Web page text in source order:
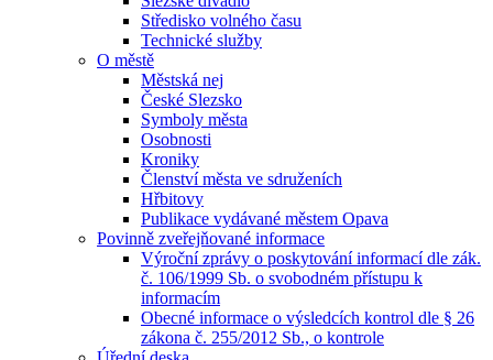
Středisko volného času
Technické služby
O městě
Městská nej
České Slezsko
Symboly města
Osobnosti
Kroniky
Členství města ve sdruženích
Hřbitovy
Publikace vydávané městem Opava
Povinně zveřejňované informace
Výroční zprávy o poskytování informací dle zák.
č. 106/1999 Sb. o svobodném přístupu k
informacím
Obecné informace o výsledcích kontrol dle § 26
zákona č. 255/2012 Sb., o kontrole